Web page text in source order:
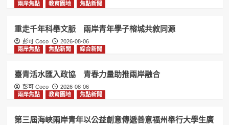
1
兩岸焦點
青年薈兩岸青年營地聯歡活動福州舉行
2
兩岸少年福州策馬競技 臺灣裁判長：
兩岸焦點 教育園地 焦點新聞
兩岸焦點
教育園地 焦點新聞
重走千年科舉文脈 兩岸青年學子榕城共敘同源
彭可 Coco
2026-08-06
兩岸焦點
焦點新聞 綜合新聞
臺青活水匯入政協 青春力量助推兩岸融合
彭可 Coco
2026-08-06
兩岸焦點
教育園地 焦點新聞
第三屆海峽兩岸青年以公益創意傳遞善意福州舉行大學生廣